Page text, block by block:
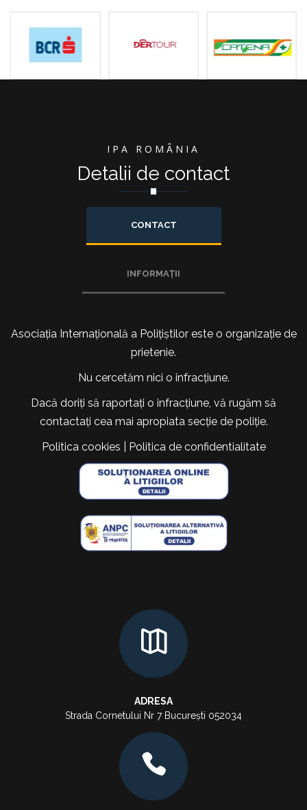
IPA ROMÂNIA
Detalii de contact
CONTACT
INFORMAȚII
Asociația Internațională a Polițiștilor este o organizație de
prietenie.
Nu cercetăm nici o infracțiune.
Dacă doriți să raportați o infracțiune, vă rugăm să
contactați cea mai apropiata secție de poliție.
Politica cookies
Politica de confidentialitate
ADRESA
Strada Cornetului Nr 7 București 052034